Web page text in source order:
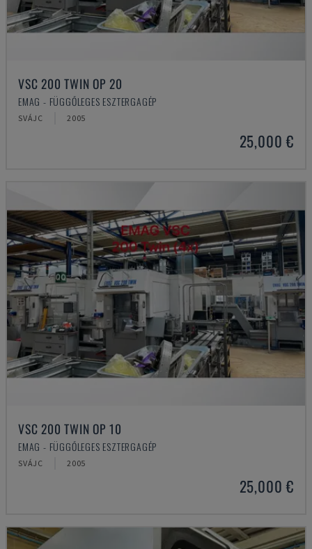
VSC 200 TWIN OP 20
EMAG - FÜGGŐLEGES ESZTERGAGÉP
SVÁJC 2005
25,000 €
VSC 200 TWIN OP 10
EMAG - FÜGGŐLEGES ESZTERGAGÉP
SVÁJC 2005
25,000 €